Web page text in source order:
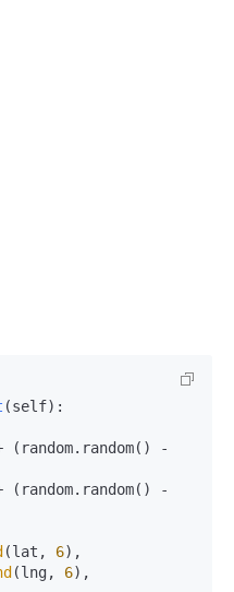
(self):
(lat, 6),
(lng, 6),